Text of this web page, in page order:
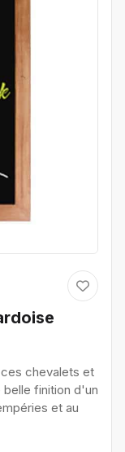
chevalets et
finition d'un
et au